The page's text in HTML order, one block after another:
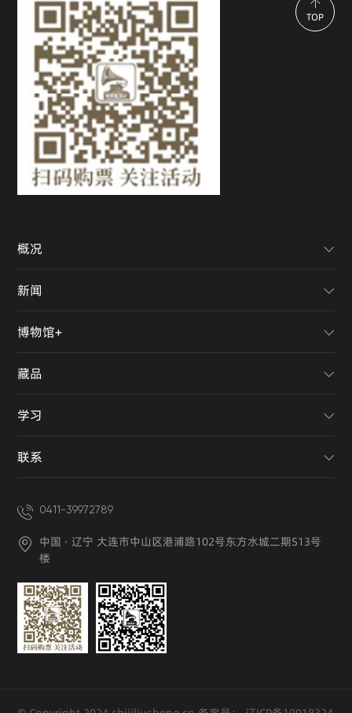
0411-39972789
中国 · 辽宁 大连市中山区港浦路102号东方水城二期S13号
楼
概况
新闻
博物馆+
藏品
学习
联系
TOP